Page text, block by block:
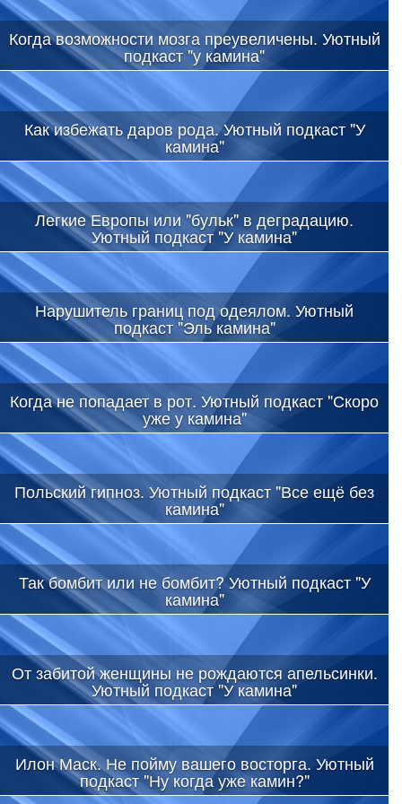
Когда возможности мозга преувеличены. Уютный
подкаст "у камина"
Как избежать даров рода. Уютный подкаст "У
камина"
Легкие Европы или "бульк" в деградацию.
Уютный подкаст "У камина"
Нарушитель границ под одеялом. Уютный
подкаст "Эль камина"
Когда не попадает в рот. Уютный подкаст "Скоро
уже у камина"
Польский гипноз. Уютный подкаст "Все ещё без
камина"
Так бомбит или не бомбит? Уютный подкаст "У
камина"
От забитой женщины не рождаются апельсинки.
Уютный подкаст "У камина"
Илон Маск. Не пойму вашего восторга. Уютный
подкаст "Ну когда уже камин?"